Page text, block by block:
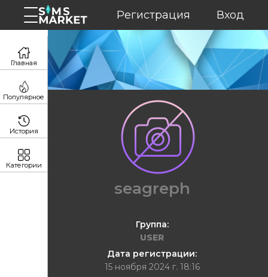
Регистрация Вход
seagreph
Группа:
USER
Дата регистрации:
15 ноября 2024 г. 18:16
Главная
Популярное
История
Категории